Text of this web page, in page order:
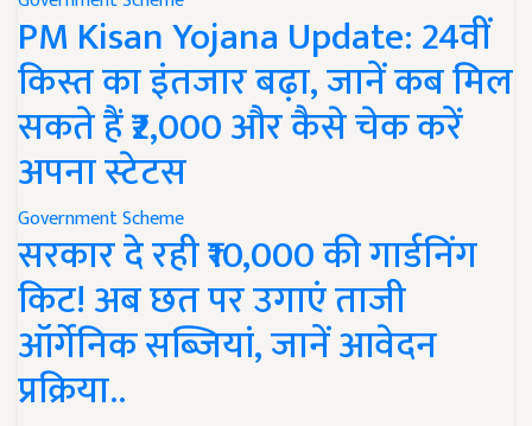
PM Kisan Yojana Update: 24वीं
किस्त का इंतजार बढ़ा, जानें कब मिल
सकते हैं ₹2,000 और कैसे चेक करें
अपना स्टेटस
Government Scheme
सरकार दे रही ₹10,000 की गार्डनिंग
किट! अब छत पर उगाएं ताजी
ऑर्गेनिक सब्जियां, जानें आवेदन
प्रक्रिया..